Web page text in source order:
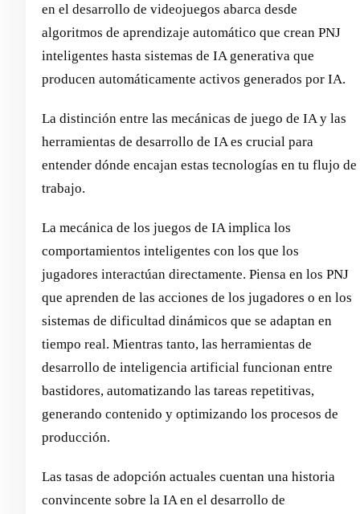
en el desarrollo de videojuegos abarca desde
algoritmos de aprendizaje automático que crean PNJ
inteligentes hasta sistemas de IA generativa que
producen automáticamente activos generados por IA.
La distinción entre las mecánicas de juego de IA y las
herramientas de desarrollo de IA es crucial para
entender dónde encajan estas tecnologías en tu flujo de
trabajo.
La mecánica de los juegos de IA implica los
comportamientos inteligentes con los que los
jugadores interactúan directamente. Piensa en los PNJ
que aprenden de las acciones de los jugadores o en los
sistemas de dificultad dinámicos que se adaptan en
tiempo real. Mientras tanto, las herramientas de
desarrollo de inteligencia artificial funcionan entre
bastidores, automatizando las tareas repetitivas,
generando contenido y optimizando los procesos de
producción.
Las tasas de adopción actuales cuentan una historia
convincente sobre la IA en el desarrollo de